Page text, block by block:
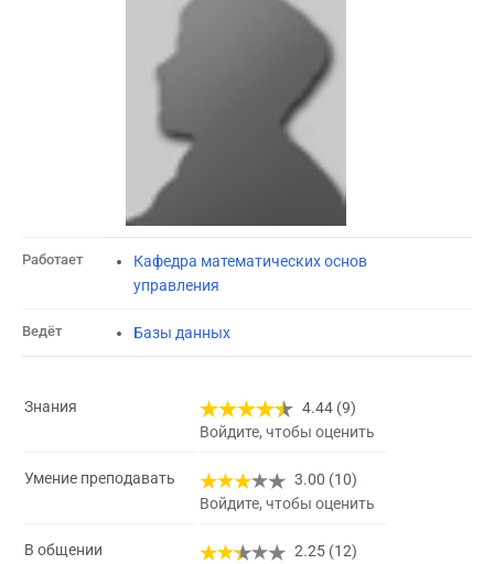
Работает
Кафедра математических основ
управления
Ведёт Базы данных
Знания
4.44 (9)
Войдите, чтобы оценить
Умение преподавать
3.00 (10)
Войдите, чтобы оценить
В общении
2.25 (12)